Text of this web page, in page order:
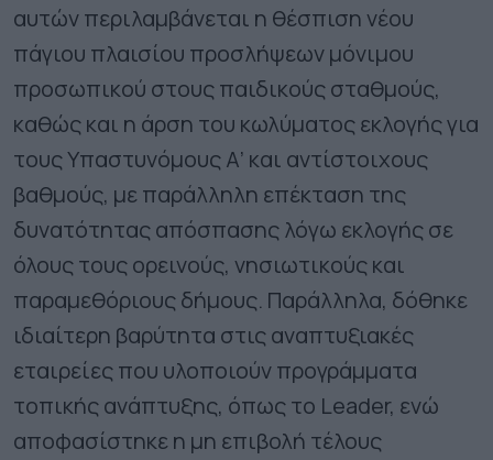
αυτών περιλαμβάνεται η θέσπιση νέου
πάγιου πλαισίου προσλήψεων μόνιμου
προσωπικού στους παιδικούς σταθμούς,
καθώς και η άρση του κωλύματος εκλογής για
τους Υπαστυνόμους Α’ και αντίστοιχους
βαθμούς, με παράλληλη επέκταση της
δυνατότητας απόσπασης λόγω εκλογής σε
όλους τους ορεινούς, νησιωτικούς και
παραμεθόριους δήμους. Παράλληλα, δόθηκε
ιδιαίτερη βαρύτητα στις αναπτυξιακές
εταιρείες που υλοποιούν προγράμματα
τοπικής ανάπτυξης, όπως το Leader, ενώ
αποφασίστηκε η μη επιβολή τέλους